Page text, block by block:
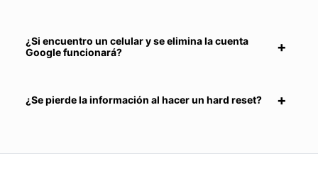
¿Si encuentro un celular y se elimina la cuenta
Google funcionará?
¿Se pierde la información al hacer un hard reset?